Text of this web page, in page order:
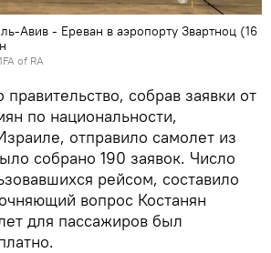
Авив - Ереван в аэропорту Звартноц (16
of RA
собрав заявки от
по национальности,
отправило самолет из
собрано 190 заявок. Число
рейсом, составило
вопрос Костанян
для пассажиров был